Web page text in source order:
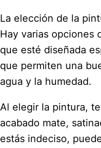
La elección de la
Hay varias opciones
que esté diseñada
que permiten una
agua y la humedad.
Al elegir la pintura,
acabado mate,
estás indeciso,